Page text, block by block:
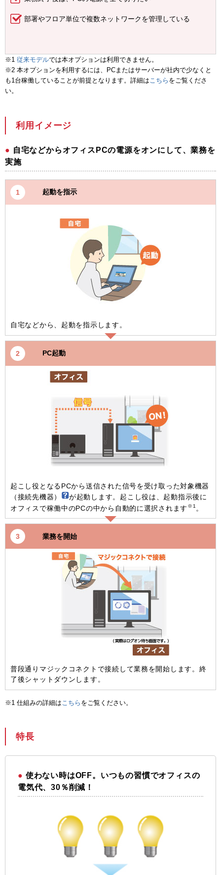
部署やフロア単位で複数ネットワークを管理している
※1 従来モデルでは本オプションは利用できません。
※2 本オプションを利用するには、PCまたはサーバーが社内で少なくと
も1台稼働していることが前提となります。詳細は こちら をご覧くださ
い。
利用イメージ
自宅などからオフィスPCの電源をオンにして、業務を
実施
1 起動を指示
自宅などから、起動を指示します。
2 PC起動
起こし役となるPCから送信された信号を受け取った対象機器
（接続先機器）
が起動します。起こし役は、起動指示後に
オフィスで稼働中のPCの中から自動的に選択されます ※1 。
3 業務を開始
普段通りマジックコネクトで接続して業務を開始します。終
了後シャットダウンします。
※1 仕組みの詳細はこちら をご覧ください。
特長
使わない時はOFF。いつもの習慣でオフィスの
電気代、30％削減！